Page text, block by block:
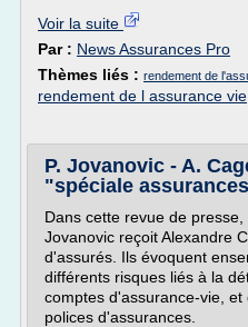
Voir la suite
Par : News Assurances Pro
Thèmes liés : rendement de
rendement de l assurance vie
P. Jovanovic - A.
"spéciale
Dans cette revue de presse,
Jovanovic reçoit Alexandre
d'assurés. Ils évoquent
différents risques liés à la
comptes d'assurance-vie, et
polices d'assurances.